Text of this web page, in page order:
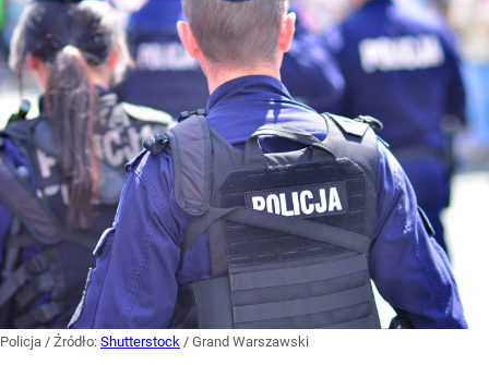
Policja / Źródło: Shutterstock / Grand Warszawski